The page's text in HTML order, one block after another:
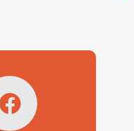
su